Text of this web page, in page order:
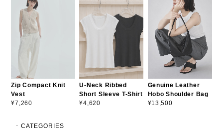
Zip Compact Knit
Vest
¥7,260
U-Neck Ribbed
Short Sleeve T-Shirt
¥4,620
Genuine Leather
Hobo Shoulder Bag
¥13,500
CATEGORIES